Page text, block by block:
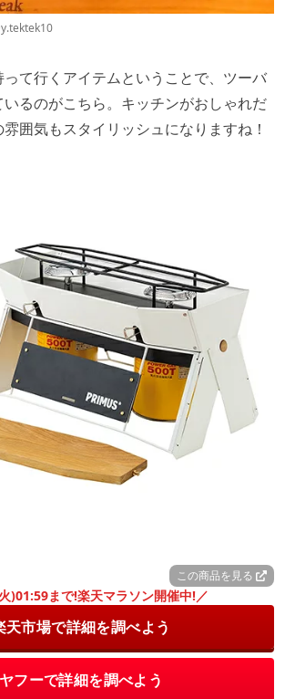
y.tektek10
て行くアイテムということで、ツーバ
るのがこちら。キッチンがおしゃれだ
囲気もスタイリッシュになりますね！
この商品を見る
)01:59まで!楽天マラソン開催中!／
天市場で詳細を調べよう
ヤフーで詳細を調べよう